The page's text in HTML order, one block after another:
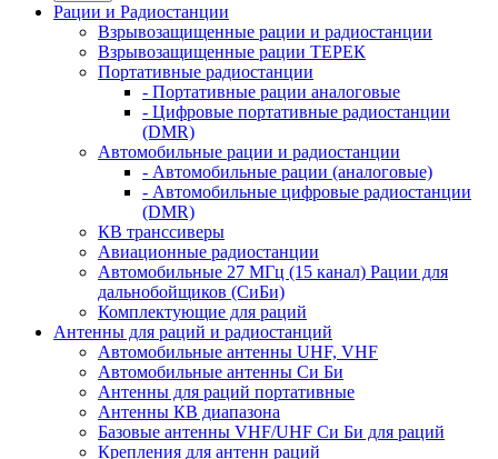
Рации и Радиостанции
Взрывозащищенные рации и радиостанции
Взрывозащищенные рации ТЕРЕК
Портативные радиостанции
- Портативные рации аналоговые
- Цифровые портативные радиостанции
(DMR)
Автомобильные рации и радиостанции
- Автомобильные рации (аналоговые)
- Автомобильные цифровые радиостанции
(DMR)
КВ транссиверы
Авиационные радиостанции
Автомобильные 27 МГц (15 канал) Рации для
дальнобойщиков (СиБи)
Комплектующие для раций
Антенны для раций и радиостанций
Автомобильные антенны UHF, VHF
Автомобильные антенны Си Би
Антенны для раций портативные
Антенны КВ диапазона
Базовые антенны VHF/UHF Си Би для раций
Крепления для антенн раций